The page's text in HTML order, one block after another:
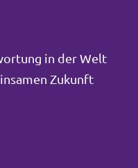
in der Welt
Zukunft